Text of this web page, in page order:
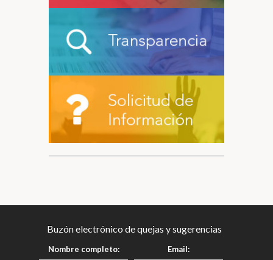
Buzón electrónico de quejas y sugerencias
Nombre completo: Email: